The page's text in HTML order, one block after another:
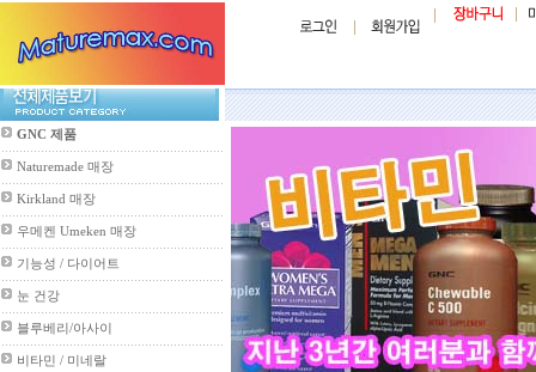
GNC 제품
Naturemade 매장
Kirkland 매장
우메켄 Umeken 매장
기능성 / 다이어트
눈 건강
블루베리/아사이
비타민 / 미네랄